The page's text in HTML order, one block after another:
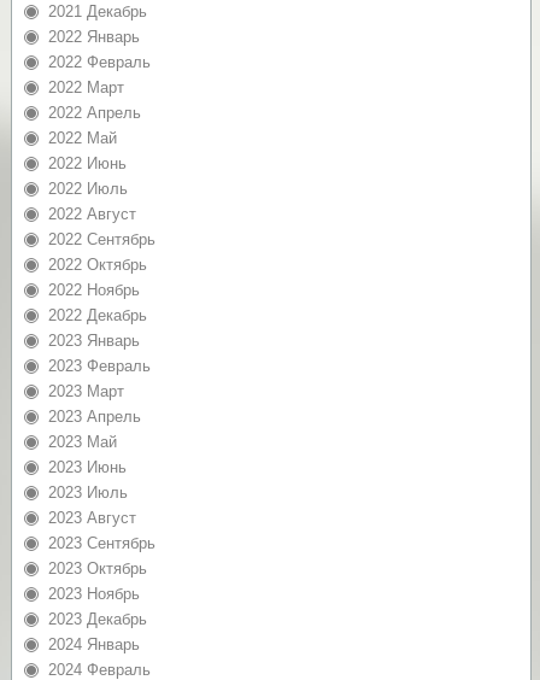
2021 Декабрь
2022 Январь
2022 Февраль
2022 Март
2022 Апрель
2022 Май
2022 Июнь
2022 Июль
2022 Август
2022 Сентябрь
2022 Октябрь
2022 Ноябрь
2022 Декабрь
2023 Январь
2023 Февраль
2023 Март
2023 Апрель
2023 Май
2023 Июнь
2023 Июль
2023 Август
2023 Сентябрь
2023 Октябрь
2023 Ноябрь
2023 Декабрь
2024 Январь
2024 Февраль